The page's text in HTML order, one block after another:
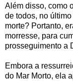
Além disso, como
de todos, no
morte? Portanto,
morresse, para
prosseguimento a
Embora a
do Mar Morto, ela